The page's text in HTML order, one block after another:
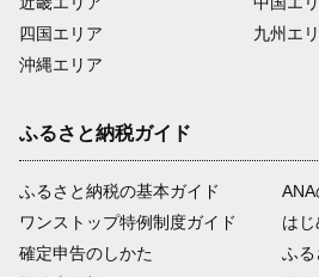
四国エリア
沖縄エリア
九州エ
ふるさと納税ガイド
ふるさと納税の基本ガイド
ワンストップ特例制度ガイド
確定申告のしかた
は
ふ